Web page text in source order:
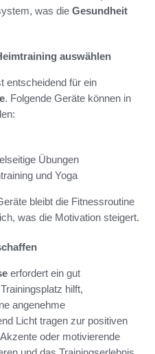
was die Gesundheit
auswählen
entscheidend für ein
. Folgende Geräte können in
Übungen
und Yoga
bleibt die Fitnessroutine
was die Motivation steigert.
erfordert ein gut
hilft,
angenehme
Licht tragen zur positiven
oder motivierende